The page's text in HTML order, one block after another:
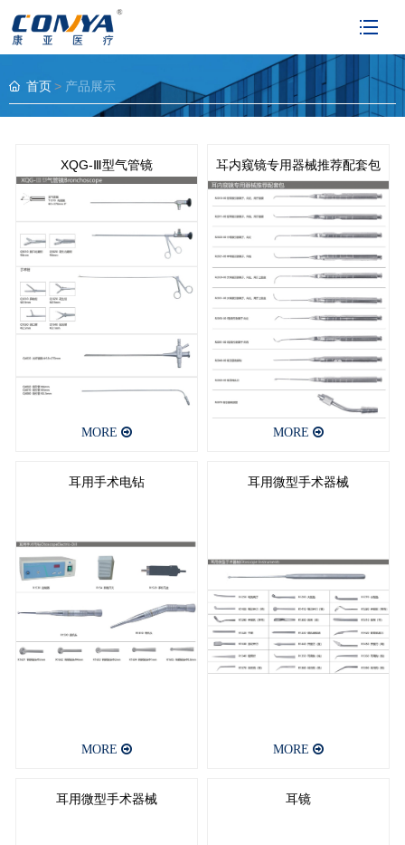
首页 产品展示
XQG-Ⅲ型气管镜
MORE
耳内窥镜专用器械推荐配套包
MORE
耳用手术电钻
MORE
耳用微型手术器械
MORE
耳用微型手术器械 耳镜